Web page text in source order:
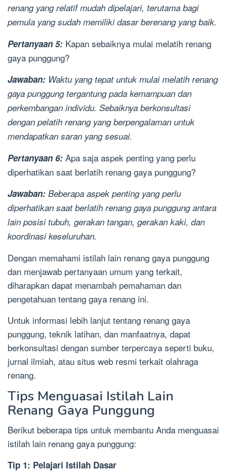
renang yang relatif mudah dipelajari, terutama bagi
pemula yang sudah memiliki dasar berenang yang baik.
Pertanyaan 5: Kapan sebaiknya mulai melatih renang
gaya punggung?
Jawaban: Waktu yang tepat untuk mulai melatih renang
gaya punggung tergantung pada kemampuan dan
perkembangan individu. Sebaiknya berkonsultasi
dengan pelatih renang yang berpengalaman untuk
mendapatkan saran yang sesuai.
Pertanyaan 6: Apa saja aspek penting yang perlu
diperhatikan saat berlatih renang gaya punggung?
Jawaban: Beberapa aspek penting yang perlu
diperhatikan saat berlatih renang gaya punggung antara
lain posisi tubuh, gerakan tangan, gerakan kaki, dan
koordinasi keseluruhan.
Dengan memahami istilah lain renang gaya punggung
dan menjawab pertanyaan umum yang terkait,
diharapkan dapat menambah pemahaman dan
pengetahuan tentang gaya renang ini.
Untuk informasi lebih lanjut tentang renang gaya
punggung, teknik latihan, dan manfaatnya, dapat
berkonsultasi dengan sumber terpercaya seperti buku,
jurnal ilmiah, atau situs web resmi terkait olahraga
renang.
Tips Menguasai Istilah Lain
Renang Gaya Punggung
Berikut beberapa tips untuk membantu Anda menguasai
istilah lain renang gaya punggung:
Tip 1: Pelajari Istilah Dasar